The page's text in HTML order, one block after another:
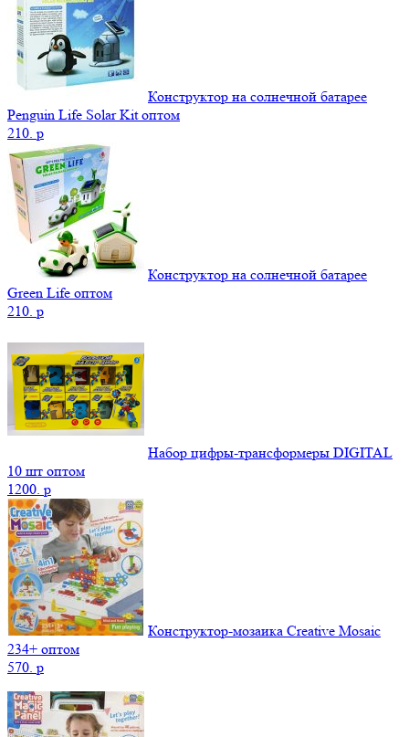
Конструктор на солнечной батарее
Penguin Life Solar Kit оптом
210. p
Конструктор на солнечной батарее
Green Life оптом
210. p
Набор цифры-трансформеры DIGITAL
10 шт оптом
1200. p
Конструктор-мозаика Creative Mosaic
234+ оптом
570. p